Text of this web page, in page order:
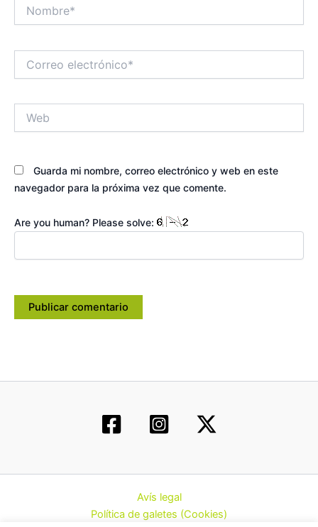
electrónico*
Guarda mi nombre, correo electrónico y web en este
navegador para la próxima vez que comente.
Are you human? Please solve:
Avís legal
Política de galetes (Cookies)